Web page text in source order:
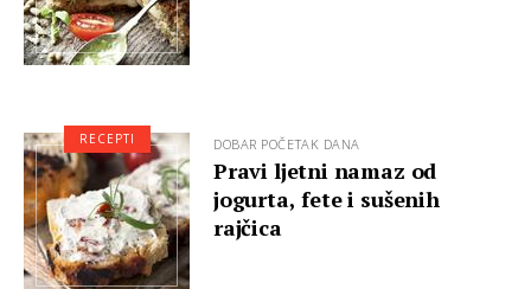
DOBAR POČETAK DANA
Pravi ljetni namaz od
jogurta, fete i sušenih
rajčica
RECEPTI